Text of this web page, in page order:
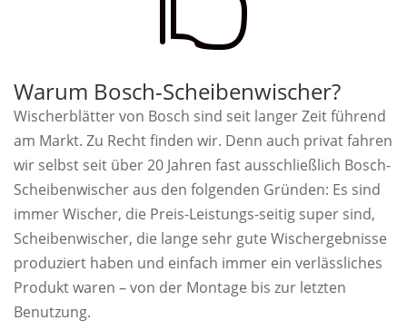
Warum Bosch-Scheibenwischer?
Wischerblätter von Bosch sind seit langer Zeit führend
am Markt. Zu Recht finden wir. Denn auch privat fahren
wir selbst seit über 20 Jahren fast ausschließlich Bosch-
Scheibenwischer aus den folgenden Gründen: Es sind
immer Wischer, die Preis-Leistungs-seitig super sind,
Scheibenwischer, die lange sehr gute Wischergebnisse
produziert haben und einfach immer ein verlässliches
Produkt waren – von der Montage bis zur letzten
Benutzung.